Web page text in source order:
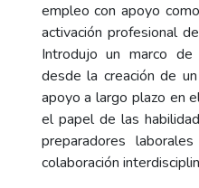
empleo con apoyo
activación profesional
Introdujo un marco
desde la creación de
apoyo a largo plazo en
el papel de las
preparadores
colaboración